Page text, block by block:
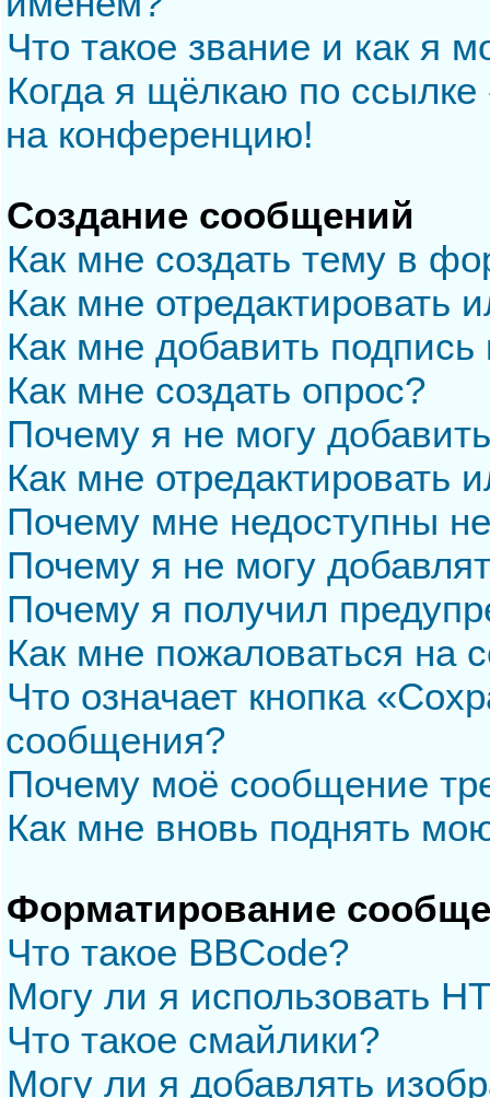
Что такое звание и как я
Когда я щёлкаю по
на конференцию!
Создание сообщений
Как мне создать тему в
Как мне отредактировать
Как мне добавить
Как мне создать опрос?
Почему я не могу
Как мне отредактировать
Почему мне недоступны
Почему я не могу
Почему я получил
Как мне пожаловаться на
Что означает кнопка
сообщения?
Почему моё сообщение
Как мне вновь поднять
Форматирование
Что такое BBCode?
Могу ли я использовать
Что такое смайлики?
Могу ли я добавлять